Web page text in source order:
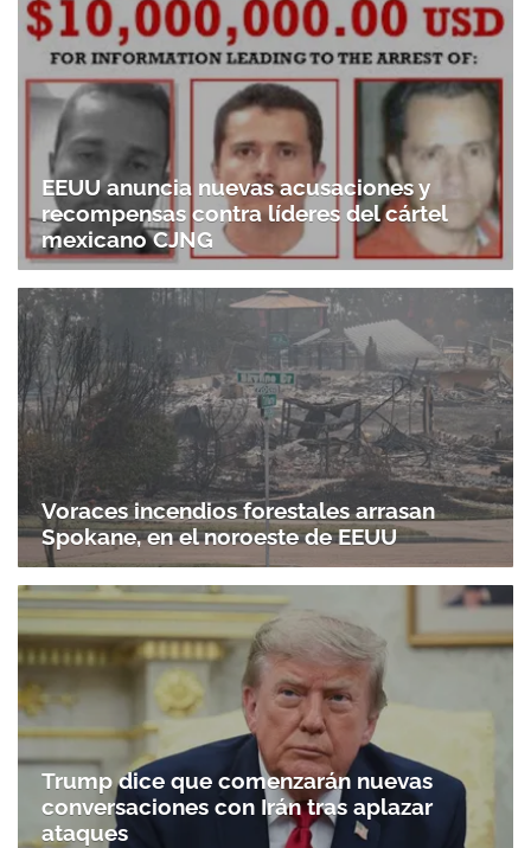
EEUU anuncia nuevas acusaciones y
recompensas contra líderes del cártel
mexicano CJNG
Voraces incendios forestales arrasan
Spokane, en el noroeste de EEUU
Trump dice que comenzarán nuevas
conversaciones con Irán tras aplazar
ataques